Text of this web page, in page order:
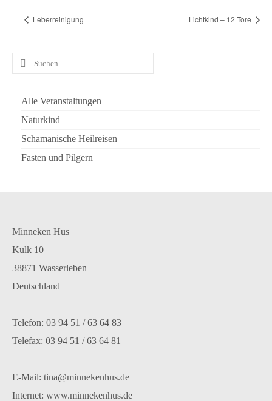
Leberreinigung Lichtkind – 12 Tore
Suchen
Alle Veranstaltungen
Naturkind
Schamanische Heilreisen
Fasten und Pilgern
Minneken Hus
Kulk 10
38871 Wasserleben
Deutschland
Telefon: 03 94 51 / 63 64 83
Telefax: 03 94 51 / 63 64 81
E-Mail: tina@minnekenhus.de
Internet: www.minnekenhus.de